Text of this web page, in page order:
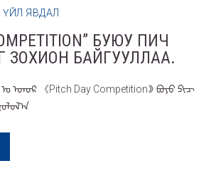
ҮЙЛ ЯВДАЛ
БУЮУ ПИЧ
ЗОХИОН БАЙГУУЛЛАА.
ᠡᠳᠦᠷ 《Pitch Day Competition》 ᠪᠤᠶᠤ ᠫᠢᠴ